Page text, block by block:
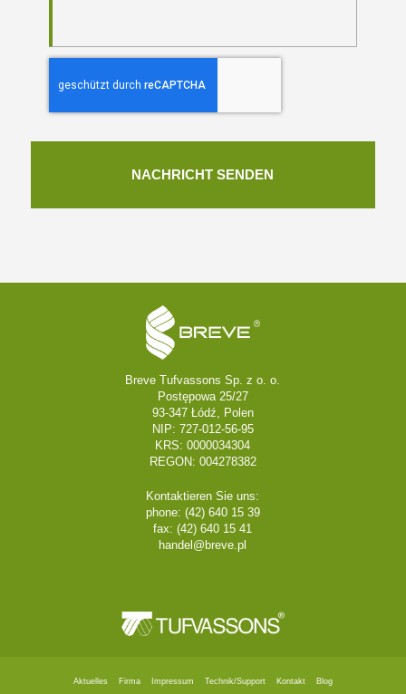
Breve Tufvassons Sp. z o. o.
Postępowa 25/27
93-347 Łódź, Polen
NIP: 727-012-56-95
KRS: 0000034304
REGON: 004278382
Kontaktieren Sie uns:
phone: (42) 640 15 39
fax: (42) 640 15 41
handel@breve.pl
Aktuelles Firma Impressum Technik/Support Kontakt Blog